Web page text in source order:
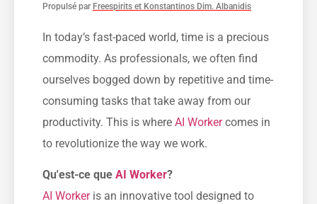
Propulsé par Freespirits et Konstantinos Dim. Albanidis
In today’s fast-paced world, time is a precious
commodity. As professionals, we often find
ourselves bogged down by repetitive and time-
consuming tasks that take away from our
productivity. This is where AI Workercomes in
to revolutionize the way we work.
Qu'est-ce que AI Worker?
AI Workeris an innovative tool designed to